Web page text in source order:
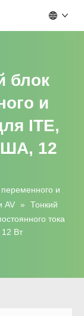
блок
и
ITE,
12
и
AV »
Тонкий
тока
Вт